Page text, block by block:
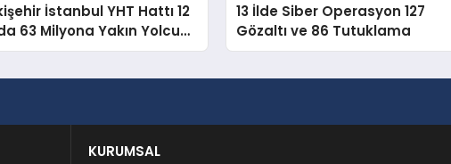
İstanbul YHT Hattı 12
63 Milyona Yakın Yolcu
13 İlde Siber Operasyon 127
Gözaltı ve 86 Tutuklama
KURUMSAL